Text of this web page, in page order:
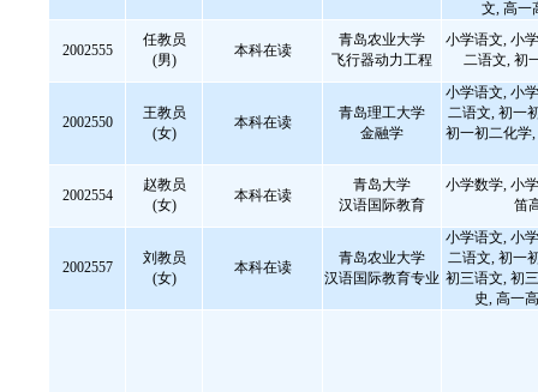
文, 高一
2002555
任教员
(男)
本科在读
青岛农业大学
飞行器动力工程
小学语文, 小
二语文, 初
2002550
王教员
(女)
本科在读
青岛理工大学
金融学
小学语文, 小
二语文, 初一
初一初二化学
2002554
赵教员
(女)
本科在读
青岛大学
汉语国际教育
小学数学, 小
笛
2002557
刘教员
(女)
本科在读
青岛农业大学
汉语国际教育专业
小学语文, 小
二语文, 初一
初三语文, 初
史, 高一